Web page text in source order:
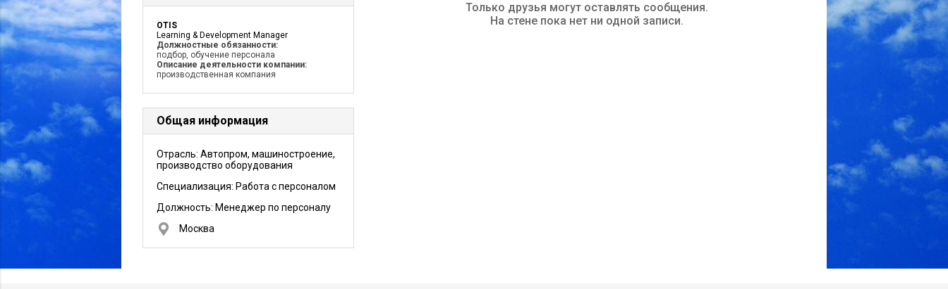
OTIS
Learning & Development Manager
Должностные обязанности:
подбор, обучение персонала
Описание деятельности компании:
производственная компания
Общая информация
Отрасль: Автопром, машиностроение,
производство оборудования
Специализация: Работа с персоналом
Должность: Менеджер по персоналу
Москва
Только друзья могут оставлять сообщения.
На стене пока нет ни одной записи.